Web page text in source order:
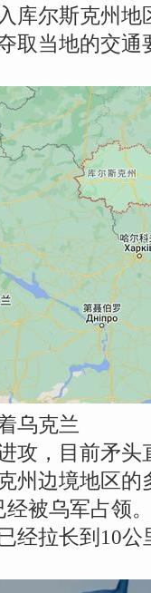
库尔斯克州
取当地的交
乌克兰
攻，目前矛头
州边境地区
被乌军占领
经拉长到10